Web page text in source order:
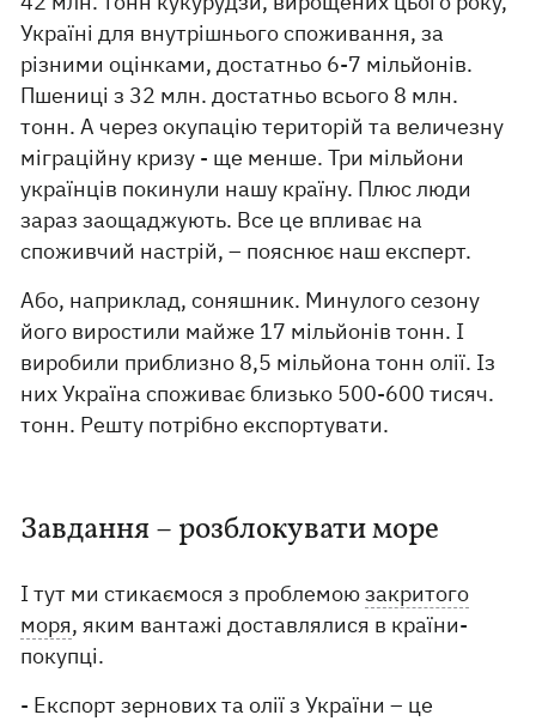
Україні для внутрішнього споживання, за
різними оцінками, достатньо 6-7 мільйонів.
Пшениці з 32 млн. достатньо всього 8 млн.
тонн. А через окупацію територій та величезну
міграційну кризу - ще менше. Три мільйони
українців покинули нашу країну. Плюс люди
зараз заощаджують. Все це впливає на
споживчий настрій, – пояснює наш експерт.
Або, наприклад, соняшник. Минулого сезону
його виростили майже 17 мільйонів тонн. І
виробили приблизно 8,5 мільйона тонн олії. Із
них Україна споживає близько 500-600 тисяч.
тонн. Решту потрібно експортувати.
Завдання – розблокувати море
І тут ми стикаємося з проблемоюзакритого
моря, яким вантажі доставлялися в країни-
покупці.
- Експорт зернових та олії з України – це